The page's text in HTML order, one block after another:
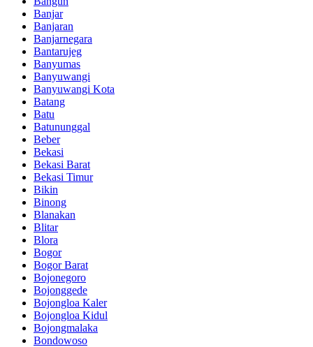
Banjar
Banjaran
Banjarnegara
Bantarujeg
Banyumas
Banyuwangi
Banyuwangi Kota
Batang
Batu
Batununggal
Beber
Bekasi
Bekasi Barat
Bekasi Timur
Bikin
Binong
Blanakan
Blitar
Blora
Bogor
Bogor Barat
Bojonegoro
Bojonggede
Bojongloa Kaler
Bojongloa Kidul
Bojongmalaka
Bondowoso